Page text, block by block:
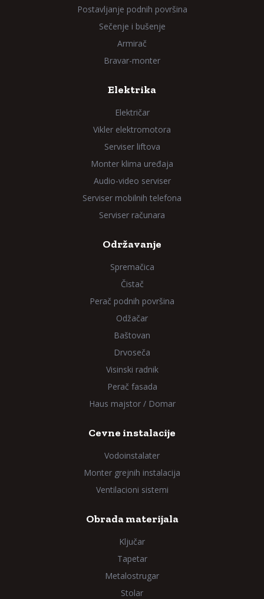
Postavljanje podnih površina
Sečenje i bušenje
Armirač
Bravar-monter
Elektrika
Električar
Vikler elektromotora
Serviser liftova
Monter klima uređaja
Audio-video serviser
Serviser mobilnih telefona
Serviser računara
Održavanje
Spremačica
Čistač
Perač podnih površina
Odžačar
Baštovan
Drvoseča
Visinski radnik
Perač fasada
Haus majstor / Domar
Cevne instalacije
Vodoinstalater
Monter grejnih instalacija
Ventilacioni sistemi
Obrada materijala
Ključar
Tapetar
Metalostrugar
Stolar